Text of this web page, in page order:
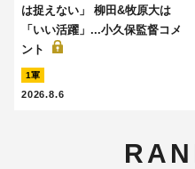
は捉えない」 柳田&牧原大は
「いい活躍」...小久保監督コメ
ント
1軍
2026.8.6